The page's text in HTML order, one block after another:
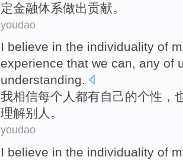
定金融体系做出贡献。
youdao
I believe in the individuality of
experience that we can, any of
understanding.
我相信每个 人 都有自己的个性 ，
理解别人。
youdao
I believe in the individuality of